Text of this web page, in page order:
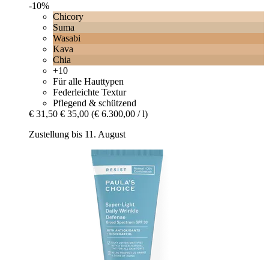
-10%
Chicory
Suma
Wasabi
Kava
Chia
+10
Für alle Hauttypen
Federleichte Textur
Pflegend & schützend
€ 31,50 € 35,00 (€ 6.300,00 / l)
Zustellung bis 11. August